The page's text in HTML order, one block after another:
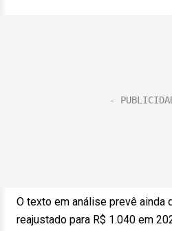
O texto em análise prevê ainda
reajustado para R$ 1.040 em